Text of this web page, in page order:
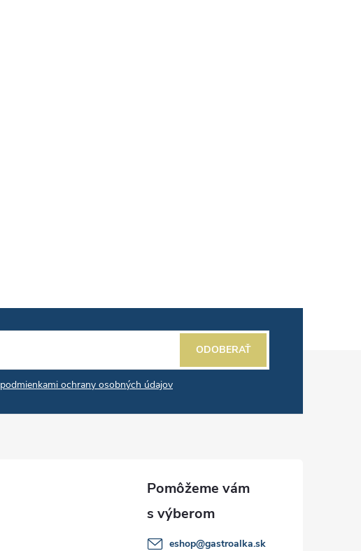
podmienkami ochrany osobných údajov
ODOBERAŤ
eshop@gastroalka.sk